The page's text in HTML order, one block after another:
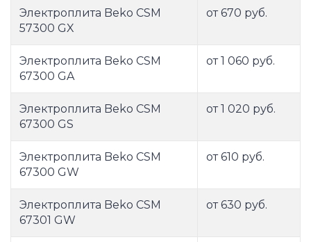
Электроплита Beko CSM
57300 GX
от 670 руб.
Электроплита Beko CSM
67300 GA
от 1 060 руб.
Электроплита Beko CSM
67300 GS
от 1 020 руб.
Электроплита Beko CSM
67300 GW
от 610 руб.
Электроплита Beko CSM
67301 GW
от 630 руб.